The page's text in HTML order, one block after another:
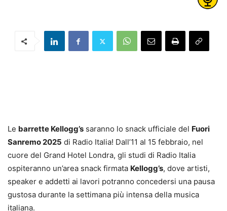
Le barrette Kellogg’s saranno lo snack ufficiale del Fuori
Sanremo 2025 di Radio Italia! Dall’11 al 15 febbraio, nel
cuore del Grand Hotel Londra, gli studi di Radio Italia
ospiteranno un’area snack firmata Kellogg’s, dove artisti,
speaker e addetti ai lavori potranno concedersi una pausa
gustosa durante la settimana più intensa della musica
italiana.